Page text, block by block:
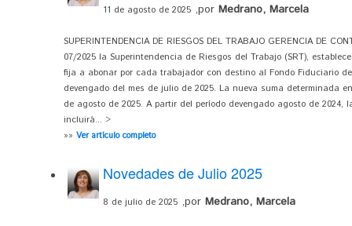
11 de agosto de 2025 ,por Medrano, Marcela
SUPERINTENDENCIA DE RIESGOS DEL TRABAJO GERENCIA DE
07/2025 la Superintendencia de Riesgos del Trabajo (SRT),
fija a abonar por cada trabajador con destino al Fondo Fiduciario
devengado del mes de julio de 2025. La nueva suma determinada
de agosto de 2025. A partir del período devengado agosto de 2024,
incluirá... >
»» Ver artículo completo
Novedades de Julio 2025
8 de julio de 2025 ,por Medrano, Marcela